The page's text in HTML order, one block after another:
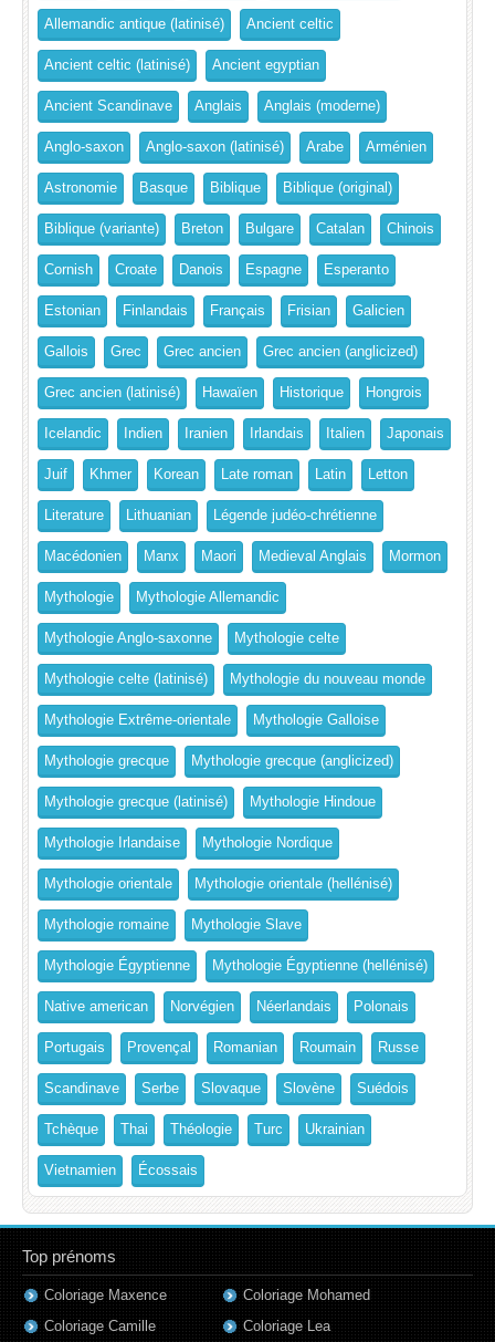
Allemandic antique (latinisé) Ancient celtic
Ancient celtic (latinisé) Ancient egyptian
Ancient Scandinave Anglais Anglais (moderne)
Anglo-saxon Anglo-saxon (latinisé) Arabe Arménien
Astronomie Basque Biblique Biblique (original)
Biblique (variante) Breton Bulgare Catalan Chinois
Cornish Croate Danois Espagne Esperanto
Estonian Finlandais Français Frisian Galicien
Gallois Grec Grec ancien Grec ancien (anglicized)
Grec ancien (latinisé) Hawaïen Historique Hongrois
Icelandic Indien Iranien Irlandais Italien Japonais
Juif Khmer Korean Late roman Latin Letton
Literature Lithuanian Légende judéo-chrétienne
Macédonien Manx Maori Medieval Anglais Mormon
Mythologie Mythologie Allemandic
Mythologie Anglo-saxonne Mythologie celte
Mythologie celte (latinisé) Mythologie du nouveau monde
Mythologie Extrême-orientale Mythologie Galloise
Mythologie grecque Mythologie grecque (anglicized)
Mythologie grecque (latinisé) Mythologie Hindoue
Mythologie Irlandaise Mythologie Nordique
Mythologie orientale Mythologie orientale (hellénisé)
Mythologie romaine Mythologie Slave
Mythologie Égyptienne Mythologie Égyptienne (hellénisé)
Native american Norvégien Néerlandais Polonais
Portugais Provençal Romanian Roumain Russe
Scandinave Serbe Slovaque Slovène Suédois
Tchèque Thai Théologie Turc Ukrainian
Vietnamien Écossais
Top prénoms
Coloriage Maxence
Coloriage Camille
Coloriage Mohamed
Coloriage Lea